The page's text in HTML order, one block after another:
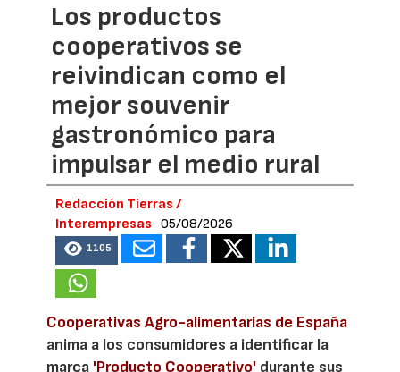
Los productos
cooperativos se
reivindican como el
mejor souvenir
gastronómico para
impulsar el medio rural
Redacción Tierras /
Interempresas
05/08/2026
1105
Cooperativas Agro-alimentarias de España
anima a los consumidores a identificar la
marca 'Producto Cooperativo' durante sus